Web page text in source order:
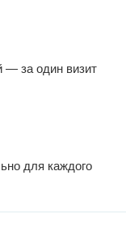
— за один визит
для каждого